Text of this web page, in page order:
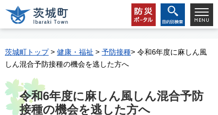
茨城町トップ> 健康・福祉 > 予防接種> 令和6年度に麻しん風
しん混合予防接種の機会を逃した方へ
令和6年度に麻しん風しん混合予防
接種の機会を逃した方へ